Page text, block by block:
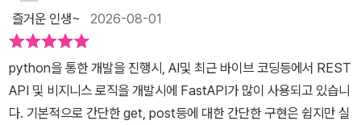
즐거운 인생~ 2026-08-01
python을 통한 개발을 진행시, AI및 최근 바이브 코딩등에서 REST
API 및 비지니스 로직을 개발시에 FastAPI가 많이 사용되고 있습니
다. 기본적으로 간단한 get, post등에 대한 간단한 구현은 쉽지만 실